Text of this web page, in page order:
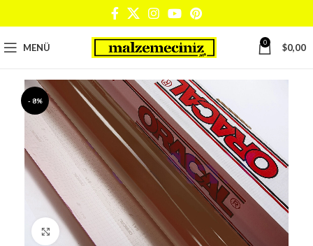
MENÜ 0 $0,00
- 8%
Büyütmek için tıklayın